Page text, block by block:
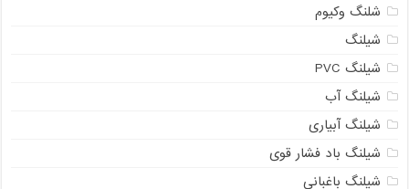
شلنگ وکیوم
شیلنگ
شیلنگ PVC
شیلنگ آب
شیلنگ آبیاری
شیلنگ باد فشار قوی
شیلنگ باغبانی